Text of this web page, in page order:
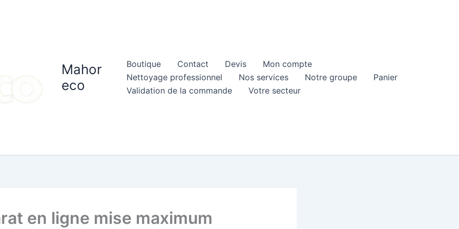
Mahor
eco
Boutique Contact Devis
Mon compte
Nettoyage professionnel
Nos services Notre groupe
Panier
Validation de la commande
Votre secteur
en ligne mise maximum